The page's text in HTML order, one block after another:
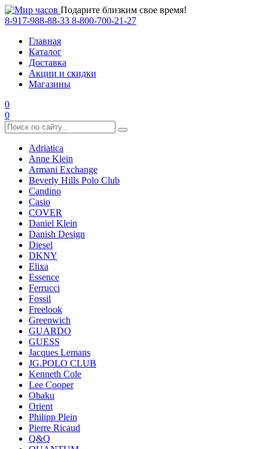
Подарите близким свое время!
8-917-988-88-33 8-800-700-21-27
Главная
Каталог
Доставка
Акции и скидки
Магазины
0
0
Adriatica
Anne Klein
Armani Exchange
Beverly Hills Polo Club
Candino
Casio
COVER
Daniel Klein
Danish Design
Diesel
DKNY
Elixa
Essence
Ferrucci
Fossil
Freelook
Greenwich
GUARDO
GUESS
Jacques Lemans
JG.POLO CLUB
Kenneth Cole
Lee Cooper
Obaku
Orient
Philipp Plein
Pierre Ricaud
Q&Q